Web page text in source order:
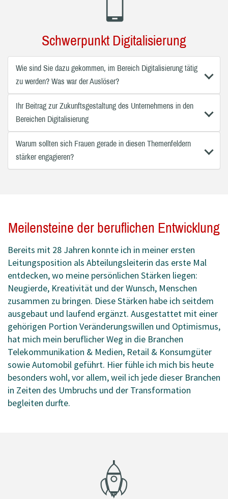
Schwerpunkt Digitalisierung
Wie sind Sie dazu gekommen, im Bereich Digitalisierung tätig
zu werden? Was war der Auslöser?
Ihr Beitrag zur Zukunftsgestaltung des Unternehmens in den
Bereichen Digitalisierung
Warum sollten sich Frauen gerade in diesen Themenfeldern
stärker engagieren?
Meilensteine der beruflichen Entwicklung
Bereits mit 28 Jahren konnte ich in meiner ersten
Leitungsposition als Abteilungsleiterin das erste Mal
entdecken, wo meine persönlichen Stärken liegen:
Neugierde, Kreativität und der Wunsch, Menschen
zusammen zu bringen. Diese Stärken habe ich seitdem
ausgebaut und laufend ergänzt. Ausgestattet mit einer
gehörigen Portion Veränderungswillen und Optimismus,
hat mich mein beruflicher Weg in die Branchen
Telekommunikation & Medien, Retail & Konsumgüter
sowie Automobil geführt. Hier fühle ich mich bis heute
besonders wohl, vor allem, weil ich jede dieser Branchen
in Zeiten des Umbruchs und der Transformation
begleiten durfte.